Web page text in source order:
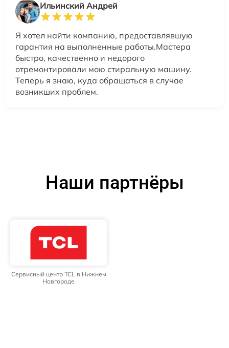
Ильинский Андрей
Я хотел найти компанию, предоставлявшую
гарантия на выполненные работы.Мастера
быстро, качественно и недорого
отремонтировали мою стиральную машину.
Теперь я знаю, куда обращаться в случае
возникших проблем.
Наши партнёры
Сервисный центр TCL в Нижнем
Новгороде